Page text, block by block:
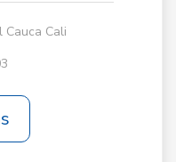
Cauca Cali